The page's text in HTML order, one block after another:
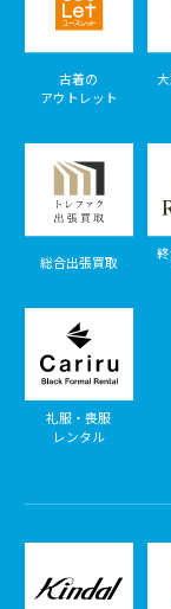
古着の
アウトレット
総合出張買取
礼服・喪服
レンタル